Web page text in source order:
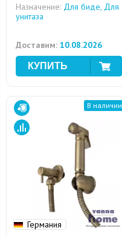
Назначение: Для биде, Для
унитаза
Доставим: 10.08.2026
Германия
В наличии